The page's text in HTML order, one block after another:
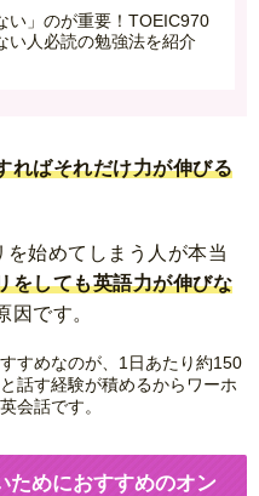
い」のが重要！TOEIC970
い人必読の勉強法を紹介
ればそれだけ力が伸びる
始めてしまう人が本当
をしても英語力が伸びな
因です。
すめなのが、1日あたり約150
話す経験が積めるからワーホ
会話です。
ためにおすすめのオン